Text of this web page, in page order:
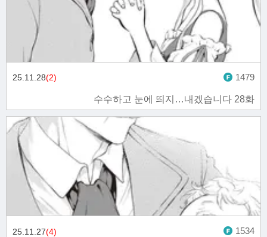
수수하고 눈에 띄지…내겠습니다 28화
25.11.28(2) 1479
25.11.27(4) 1534